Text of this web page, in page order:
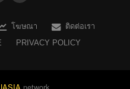
โฆษณา
ติดต่อเรา
PRIVACY POLICY